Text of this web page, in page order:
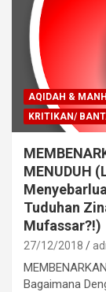
AQIDAH &
KRITIKAN/
MENUDUH
Tuduhan
Mufassar?!)
27/12/2018
Bagaimana